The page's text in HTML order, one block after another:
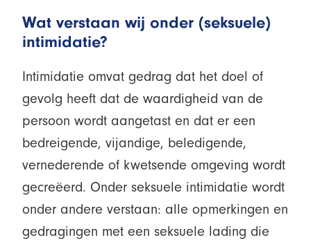
Wat verstaan wij onder (seksuele)
intimidatie?
Intimidatie omvat gedrag dat het doel of
gevolg heeft dat de waardigheid van de
persoon wordt aangetast en dat er een
bedreigende, vijandige, beledigende,
vernederende of kwetsende omgeving wordt
gecreëerd. Onder seksuele intimidatie wordt
onder andere verstaan: alle opmerkingen en
gedragingen met een seksuele lading die